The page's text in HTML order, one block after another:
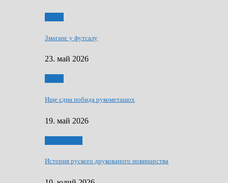
Змаганє у футсалу
23. май 2026
Ище єдна побида рукометашох
19. май 2026
История руского друкованого новинарства